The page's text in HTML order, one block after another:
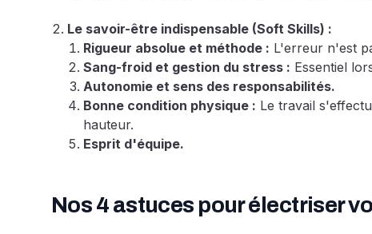
Le savoir-être indispensable (Soft Skills) :
Rigueur absolue et méthode : L'erreur n'est
Sang-froid et gestion du stress : Essentiel
Autonomie et sens des responsabilités.
Bonne condition physique : Le travail
hauteur.
Esprit d'équipe.
Nos 4 astuces pour électriser